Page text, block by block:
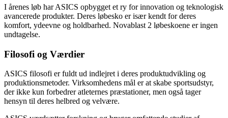
I årenes løb har ASICS opbygget et ry for innovation og teknologisk
avancerede produkter. Deres løbesko er især kendt for deres
komfort, ydeevne og holdbarhed. Novablast 2 løbeskoene er ingen
undtagelse.
Filosofi og Værdier
ASICS filosofi er fuldt ud indlejret i deres produktudvikling og
produktionsmetoder. Virksomhedens mål er at skabe sportsudstyr,
der ikke kun forbedrer atleternes præstationer, men også tager
hensyn til deres helbred og velvære.